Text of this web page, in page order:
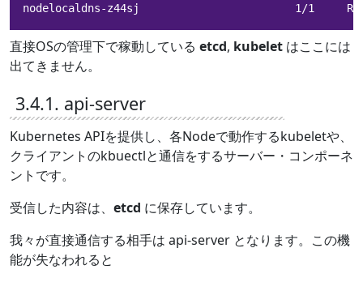
nodelocaldns-z44sj                        1/1
直接OSの管理下で稼動している etcd, kubelet はここには
出てきません。
3.4.1. api-server
Kubernetes APIを提供し、各Nodeで動作するkubeletや、
クライアントのkbuectlと通信をするサーバー・コンポーネ
ントです。
受信した内容は、 etcd に保存しています。
我々が直接通信する相手は api-server となります。この機
能が失なわれると